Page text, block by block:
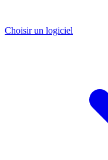
Choisir un logiciel